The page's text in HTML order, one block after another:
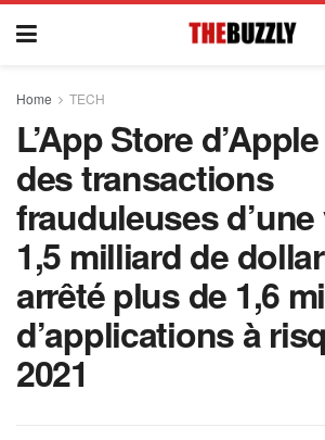
Home TECH
L’App Store
des transactions
frauduleuses
1,5 milliard de
arrêté plus de 1,6
d’applications à
2021